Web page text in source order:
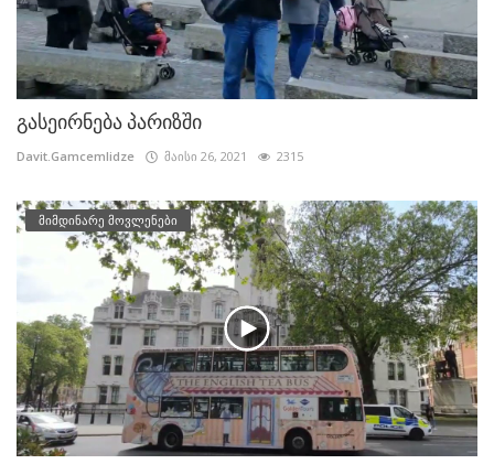
გასეირნება პარიზში
Davit.Gamcemlidze მაისი 26, 2021 2315
მიმდინარე მოვლენები